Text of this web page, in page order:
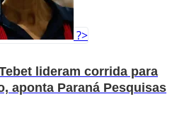
?>
lideram corrida para
aponta Paraná Pesquisas